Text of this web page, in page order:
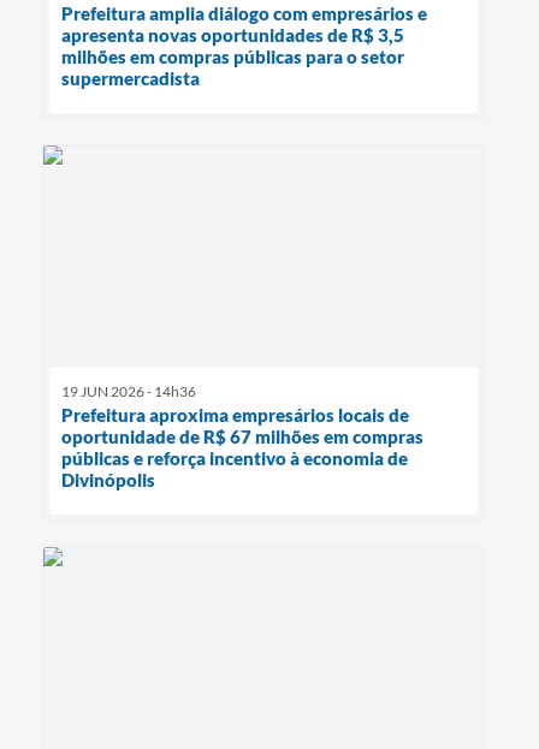
Prefeitura amplia diálogo com empresários e
apresenta novas oportunidades de R$ 3,5
milhões em compras públicas para o setor
supermercadista
19 JUN 2026 - 14h36
Prefeitura aproxima empresários locais de
oportunidade de R$ 67 milhões em compras
públicas e reforça incentivo à economia de
Divinópolis